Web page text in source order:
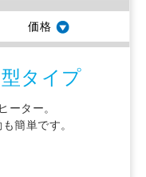
価格
タイプ
ーター。
簡単です。